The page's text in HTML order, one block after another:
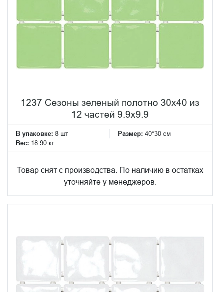
1237 Сезоны зеленый полотно 30х40 из
12 частей 9.9х9.9
В упаковке: 8 шт Размер: 40*30 см
Вес: 18.90 кг
Товар снят с производства. По наличию в остатках
уточняйте у менеджеров.